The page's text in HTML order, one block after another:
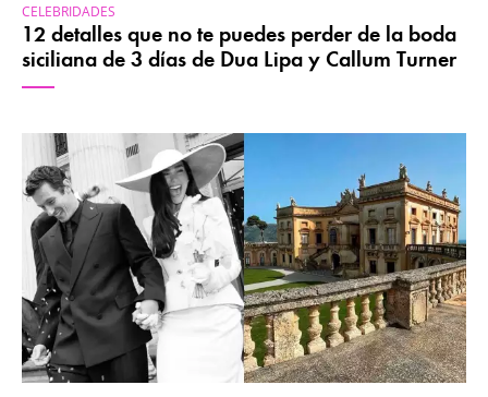
CELEBRIDADES
12 detalles que no te puedes perder de la boda
siciliana de 3 días de Dua Lipa y Callum Turner